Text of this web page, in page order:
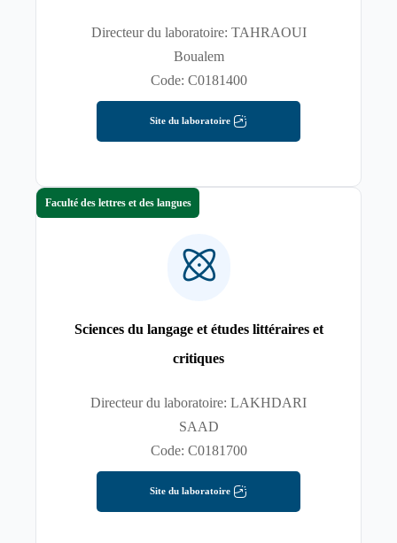
Directeur du laboratoire: TAHRAOUI
Boualem
Code: C0181400
Site du laboratoire
Sciences du langage et études littéraires et
critiques
Directeur du laboratoire: LAKHDARI
SAAD
Code: C0181700
Site du laboratoire
Faculté des lettres et des langues